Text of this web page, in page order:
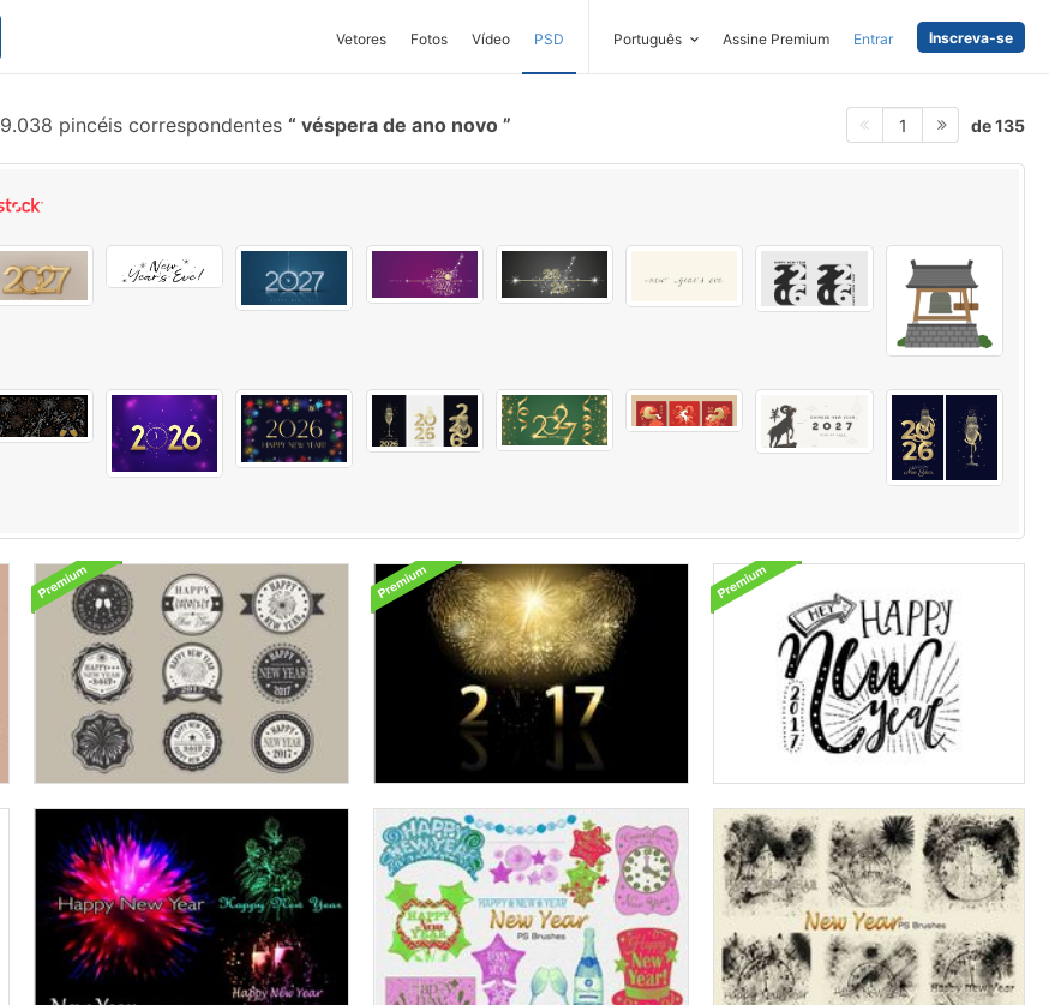
Vetores Fotos Vídeo PSD Português Assine Premium Entrar Inscreva-se
9.038 pincéis correspondentes véspera de ano novo 1 de 135